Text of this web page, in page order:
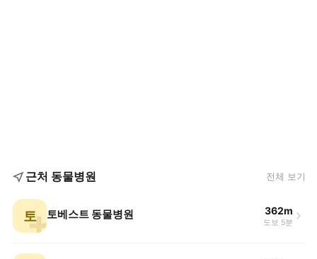
근처 동물병원 전체 보기
토 토베스트 동물병원 362m
도보 5분